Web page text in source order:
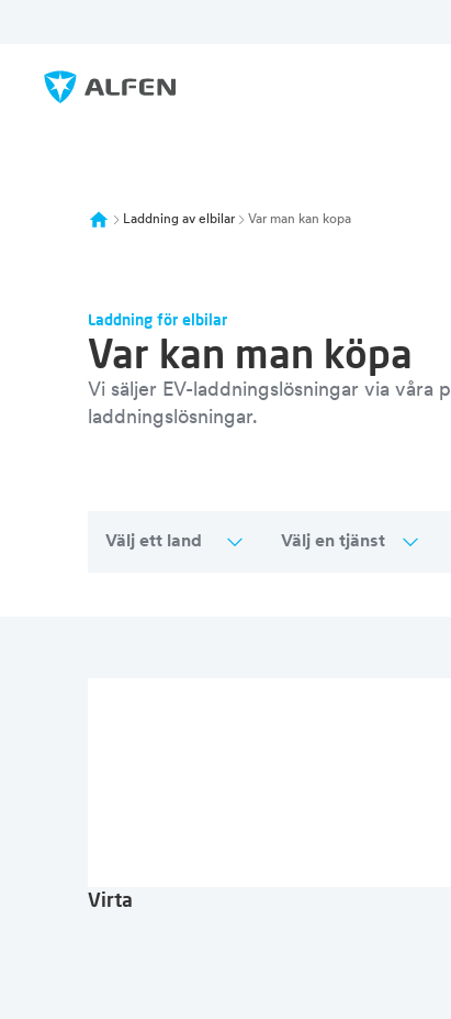
Alfen
Laddning av elbilar Var man kan kopa
Laddning för elbilar
Var kan man köpa
Vi säljer EV-laddningslösningar via våra
laddningslösningar.
Välj ett land Välj en tjänst
Virta